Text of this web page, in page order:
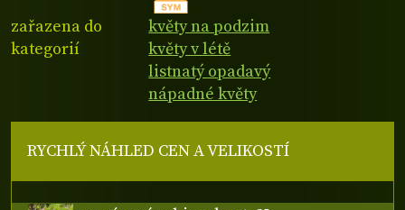
zařazena do
kategorií
květy na podzim
květy v létě
listnatý opadavý
nápadné květy
RYCHLÝ NÁHLED CEN A VELIKOSTÍ